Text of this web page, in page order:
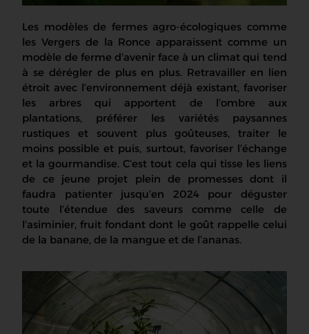
Les modèles de fermes agro-écologiques comme
les Vergers de la Ronce apparaissent comme un
modèle de ferme d’avenir face à un climat qui tend
à se dérégler de plus en plus. Retravailler en lien
étroit avec l’environnement déjà existant, favoriser
les arbres qui apportent de l’ombre aux
plantations, préférer les variétés paysannes
rustiques et souvent plus goûteuses, traiter le
moins possible et puis, surtout, favoriser l’échange
et la gourmandise. C’est tout cela qui tisse les liens
de ce jeune projet plein de promesses dont il
faudra patienter jusqu’en 2024 pour déguster
toute l’étendue des saveurs comme celle de
l’asiminier, fruit fondant dont le goût rappelle celui
de la banane, de la mangue et de l’ananas.